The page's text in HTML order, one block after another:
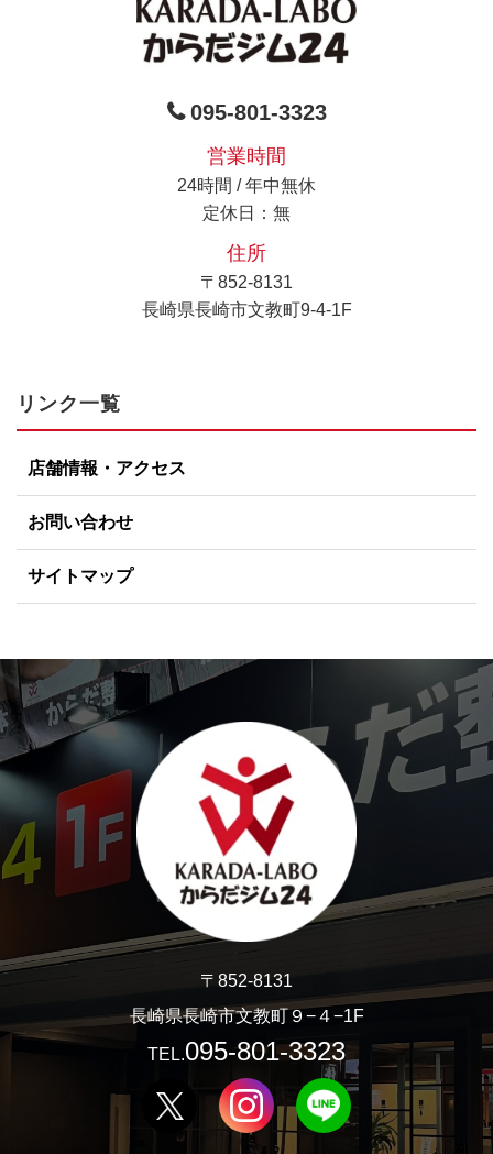
095-801-3323
営業時間
24時間 / 年中無休
定休日：無
住所
〒852-8131
長崎県長崎市文教町9-4-1F
リンク一覧
店舗情報・アクセス
お問い合わせ
サイトマップ
〒852-8131
長崎県長崎市文教町９−４−1F
TEL.095-801-3323